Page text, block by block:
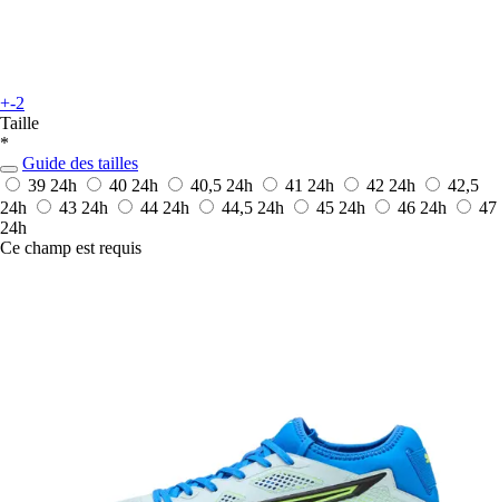
+-2
Taille
*
Guide des tailles
39 24h 40 24h 40,5 24h 41 24h 42 24h
42,5
24h
43 24h 44 24h 44,5 24h 45 24h 46 24h
47
24h
Ce champ est requis